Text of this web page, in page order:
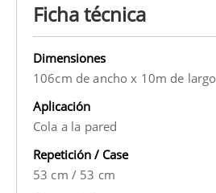
Ficha técnica
Dimensiones
106cm de ancho x 10m de largo
Aplicación
Cola a la pared
Repetición / Case
53 cm / 53 cm